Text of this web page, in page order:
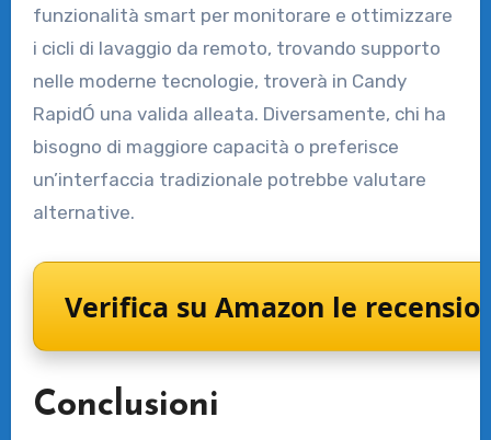
funzionalità smart per monitorare e ottimizzare
i cicli di lavaggio da remoto, trovando supporto
nelle moderne tecnologie, troverà in Candy
RapidÓ una valida alleata. Diversamente, chi ha
bisogno di maggiore capacità o preferisce
un’interfaccia tradizionale potrebbe valutare
alternative.
Verifica su Amazon le
Conclusioni